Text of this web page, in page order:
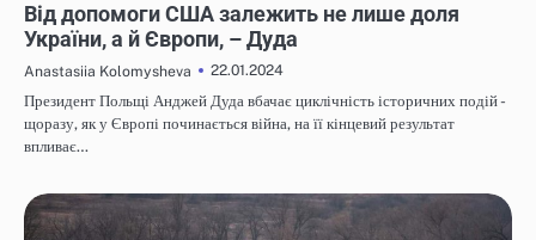
Від допомоги США залежить не лише доля
України, а й Європи, – Дуда
Anastasiia Kolomysheva
22.01.2024
Президент Польщі Анджей Дуда вбачає циклічність історичних подій -
щоразу, як у Європі починається війна, на її кінцевий результат
впливає…